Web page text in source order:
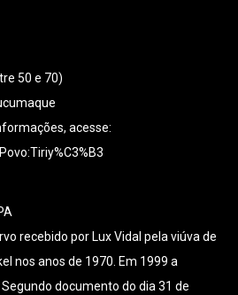
50 e 70)
acesse:
recebido por Lux Vidal pela viúva de
nos anos de 1970. Em 1999 a
documento do dia 31 de